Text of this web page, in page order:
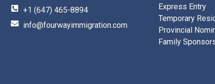
+1 (647) 465-8894
info@fourwayimmigration.com
Express Entry
Temporary
Provincial
Family